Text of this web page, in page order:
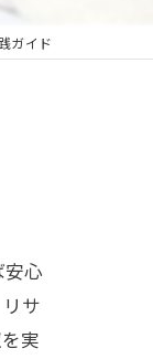
ガイド
心
サ
実